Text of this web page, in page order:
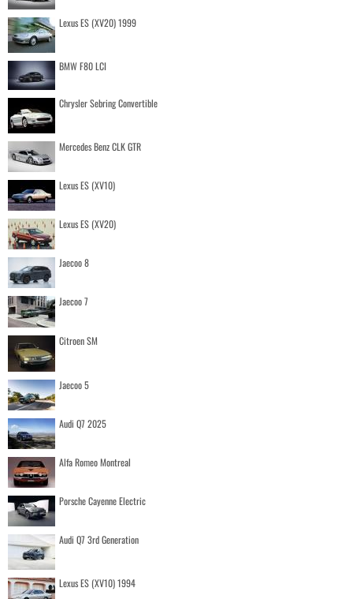
Lexus ES (XV20) 1999
BMW F80 LCI
Chrysler Sebring Convertible
Mercedes Benz CLK GTR
Lexus ES (XV10)
Lexus ES (XV20)
Jaecoo 8
Jaecoo 7
Citroen SM
Jaecoo 5
Audi Q7 2025
Alfa Romeo Montreal
Porsche Cayenne Electric
Audi Q7 3rd Generation
Lexus ES (XV10) 1994